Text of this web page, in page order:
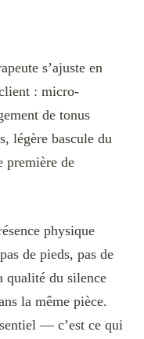
s’ajuste en
: micro-
de tonus
légère bascule du
première de
physique
de pieds, pas de
qualité du silence
la même pièce.
— c’est ce qui